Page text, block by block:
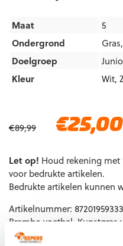
€89,99
Oorspronkelijke
€89,99.
€25,00
Let op! Houd rekening met
voor bedrukte artikelen.
Bedrukte artikelen kunnen
Artikelnummer:
Brambo voetbal Kunstgras
voetbal
Maat
5
Ondergrond
Gras,
Doelgroep
Kleur
Wit,